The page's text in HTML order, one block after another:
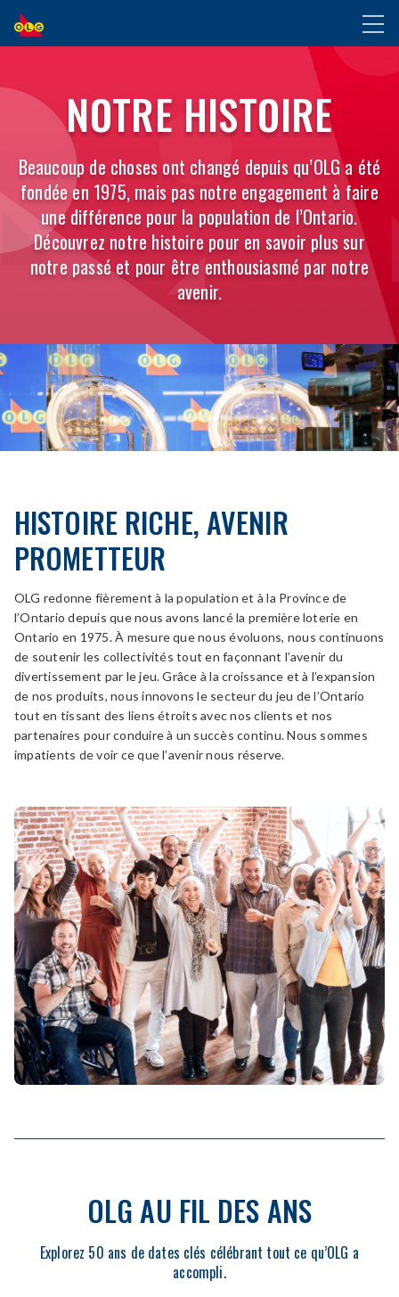
ALLER
AU
CONTENU
1975
1989
NOTRE HISTOIRE
Beaucoup de choses ont changé depuis qu’OLG a été
fondée en 1975, mais pas notre engagement à faire
une différence pour la population de l’Ontario.
Découvrez notre histoire pour en savoir plus sur
notre passé et pour être enthousiasmé par notre
avenir.
HISTOIRE RICHE, AVENIR
PROMETTEUR
OLG redonne fièrement à la population et à la Province de
l’Ontario depuis que nous avons lancé la première loterie en
Ontario en 1975. À mesure que nous évoluons, nous continuons
de soutenir les collectivités tout en façonnant l’avenir du
divertissement par le jeu. Grâce à la croissance et à l’expansion
de nos produits, nous innovons le secteur du jeu de l’Ontario
tout en tissant des liens étroits avec nos clients et nos
partenaires pour conduire à un succès continu. Nous sommes
impatients de voir ce que l’avenir nous réserve.
OLG AU FIL DES ANS
Explorez 50 ans de dates clés célébrant tout ce qu’OLG a
accompli.